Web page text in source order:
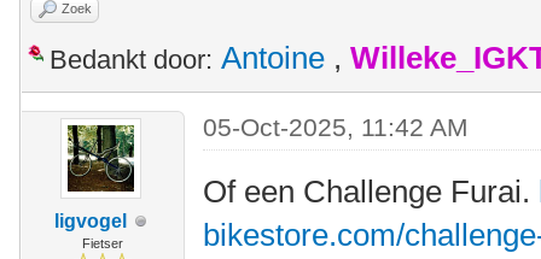
Zoek
Bedankt door: Antoine ,
ligvogel
Fietser
05-Oct-2025, 11:42 AM
Of een Challenge Furai.
bikestore.com/